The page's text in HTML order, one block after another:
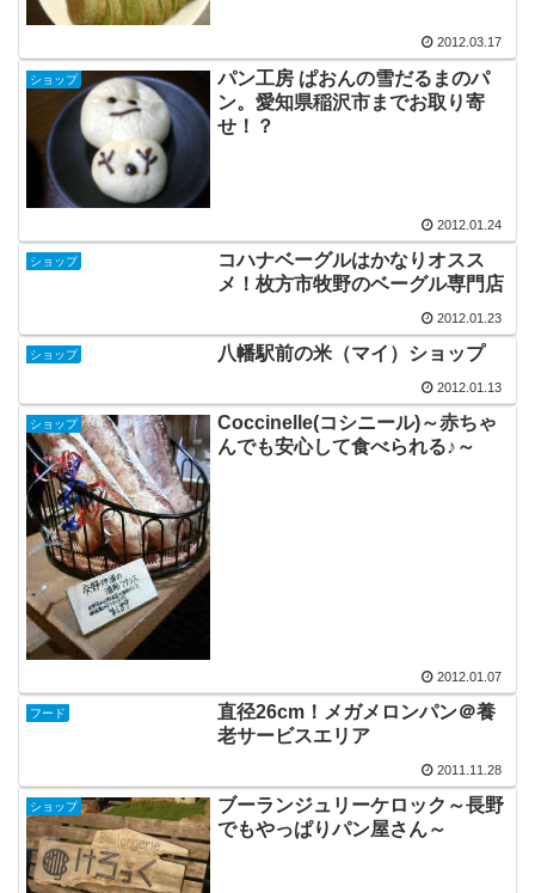
2012.03.17
ショップ
パン工房 ぱおんの雪だるまのパ
ン。愛知県稲沢市までお取り寄
せ！？
2012.01.24
ショップ
コハナベーグルはかなりオスス
メ！枚方市牧野のベーグル専門店
2012.01.23
ショップ 八幡駅前の米（マイ）ショップ
2012.01.13
ショップ
Coccinelle(コシニール)～赤ちゃ
んでも安心して食べられる♪～
2012.01.07
フード
直径26cm！メガメロンパン＠養
老サービスエリア
2011.11.28
ショップ
ブーランジュリーケロック～長野
でもやっぱりパン屋さん～